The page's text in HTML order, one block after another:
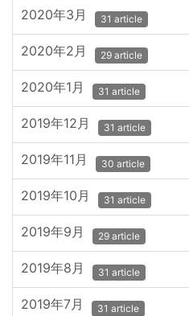
2020年3月 31 article
2020年2月 29 article
2020年1月 31 article
2019年12月 31 article
2019年11月 30 article
2019年10月 31 article
2019年9月 29 article
2019年8月 31 article
2019年7月 31 article